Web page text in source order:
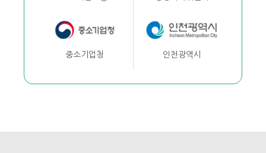
중소기업청 인천광역시